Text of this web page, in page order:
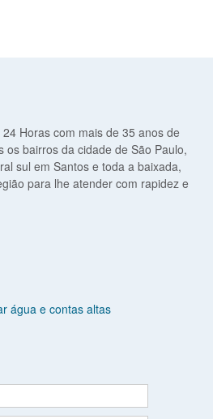
Horas com mais de 35 anos de
os bairros da cidade de São Paulo,
sul em Santos e toda a baixada,
para lhe atender com rapidez e
água e contas altas